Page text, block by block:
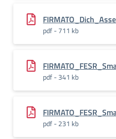
pdf - 711 kb
pdf - 341 kb
pdf - 231 kb